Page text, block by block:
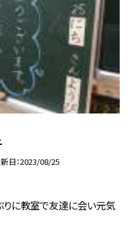
日 2023/08/25
りに教室で友達に会い元気